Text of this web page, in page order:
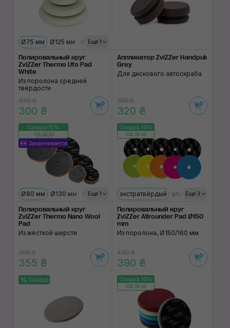
Еще 1
Ø75 мм Ø125 мм Ø150 мм
Полировальный круг
ZviZZer Thermo Ufo Pad
White
Из поролона средней
твёрдости
330 ₴
300 ₴
Аппликатор ZviZZer Handpuk
Grey
Для дискового автоскраба
355 ₴
320 ₴
Скидка 10%
125:25:52
Заканчивается
Еще 1
Ø80 мм Ø130 мм Ø160 мм
Полировальный круг
ZviZZer Thermo Nano Wool
Pad
Из жёсткой шерсти
395 ₴
355 ₴
Скидка 10%
125:25:52
Еще 3
экстратвёрдый ультрамягкий
Полировальный круг
ZviZZer Allrounder Pad Ø150
mm
Из поролона, Ø150/160 мм
430 ₴
390 ₴
Скидка Скидка 10%
125:25:52